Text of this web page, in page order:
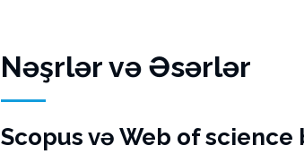
Nəşrlər və Əsərlər
Scopus və Web of science